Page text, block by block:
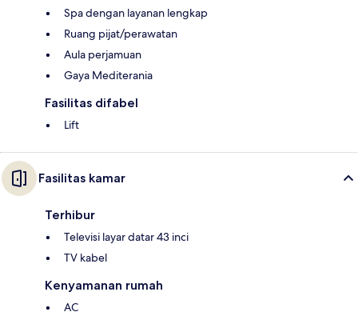
Spa dengan layanan lengkap
Ruang pijat/perawatan
Aula perjamuan
Gaya Mediterania
Fasilitas difabel
Lift
Fasilitas kamar
Terhibur
Televisi layar datar 43 inci
TV kabel
Kenyamanan rumah
AC